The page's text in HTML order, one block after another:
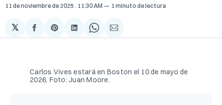
11 de noviembre de 2025 . 11:30 AM 1 minuto de lectura
𝕏
Compartir
en
Share
on
Compartir
en
Share
on
Compartir
via
Carlos Vives estará en Boston el 10 de mayo de
2026. Foto: Juan Moore.